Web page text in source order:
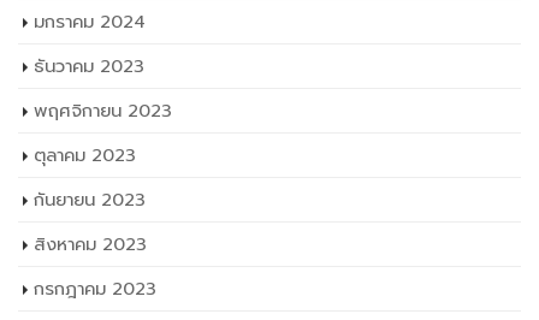
ตุลาคม 2023
กันยายน 2023
สิงหาคม 2023
กรกฎาคม 2023
มิถุนายน 2023
พฤษภาคม 2023
เมษายน 2023